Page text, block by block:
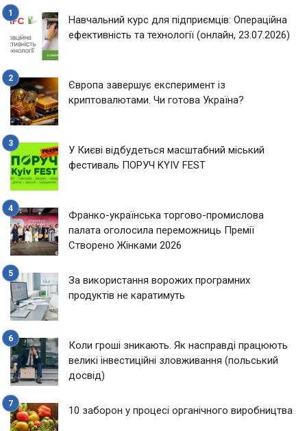
Навчальний курс для підприємців: Операційна
ефективність та технології (онлайн, 23.07.2026)
Європа завершує експеримент із
криптовалютами. Чи готова Україна?
У Києві відбудеться масштабний міський
фестиваль ПОРУЧ KYIV FEST
Франко-українська торгово-промислова
палата оголосила переможниць Премії
Створено Жінками 2026
За використання ворожих програмних
продуктів не каратимуть
Коли гроші зникають. Як насправді працюють
великі інвестиційні зловживання (польський
досвід)
10 заборон у процесі органічного виробництва